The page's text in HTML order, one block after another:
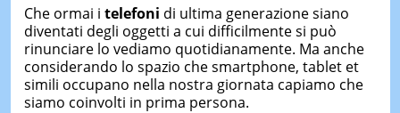
occupa della creazione di contenuti in ottica SEO e
dello sviluppo di strategie marketing attraverso
canali digitali.
Che ormai i telefoni di ultima generazione siano
diventati degli oggetti a cui difficilmente si può
rinunciare lo vediamo quotidianamente. Ma anche
considerando lo spazio che smartphone, tablet et
simili occupano nella nostra giornata capiamo che
siamo coinvolti in prima persona.